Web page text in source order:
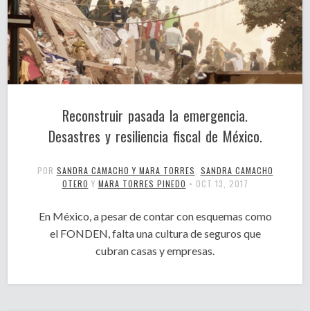
Reconstruir pasada la emergencia.
Desastres y resiliencia fiscal de México.
POR SANDRA CAMACHO Y MARA TORRES SANDRA CAMACHO
OTERO Y MARA TORRES PINEDO • OCT 13, 2017
En México, a pesar de contar con esquemas como
el FONDEN, falta una cultura de seguros que
cubran casas y empresas.